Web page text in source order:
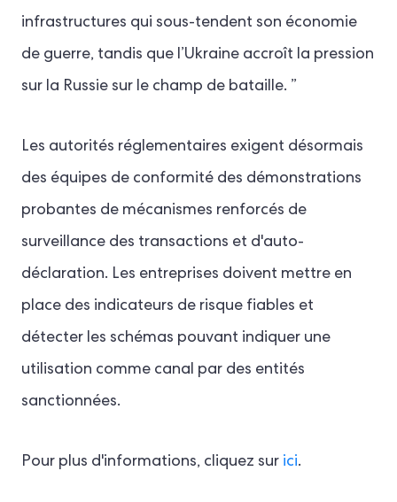
infrastructures qui sous-tendent son économie
de guerre, tandis que l’Ukraine accroît la pression
sur la Russie sur le champ de bataille. ”
Les autorités réglementaires exigent désormais
des équipes de conformité des démonstrations
probantes de mécanismes renforcés de
surveillance des transactions et d'auto-
déclaration. Les entreprises doivent mettre en
place des indicateurs de risque fiables et
détecter les schémas pouvant indiquer une
utilisation comme canal par des entités
sanctionnées.
Pour plus d'informations, cliquez sur ici.